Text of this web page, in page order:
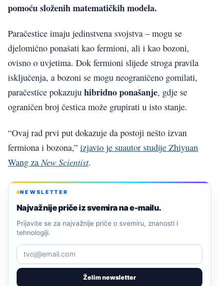
pomoću složenih matematičkih modela.
Paračestice imaju jedinstvena svojstva – mogu se
djelomično ponašati kao fermioni, ali i kao bozoni,
ovisno o uvjetima. Dok fermioni slijede stroga pravila
isključenja, a bozoni se mogu neograničeno gomilati,
paračestice pokazuju hibridno ponašanje, gdje se
ograničen broj čestica može grupirati u isto stanje.
“Ovaj rad prvi put dokazuje da postoji nešto izvan
fermiona i bozona,” izjavio je suautor studije Zhiyuan
Wang za New Scientist.
NEWSLETTER
Najvažnije priče iz svemira na e-mailu.
Želim newsletter
Prijavite se za najvažnije priče o svemiru, znanosti i
tehnologiji.